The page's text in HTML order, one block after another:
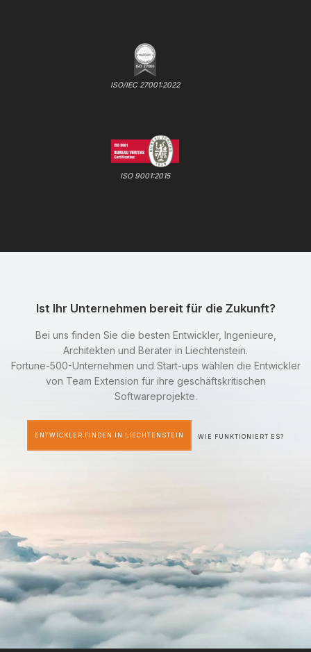
ISO/IEC 27001:2022
ISO 9001:2015
Ist Ihr Unternehmen bereit für die Zukunft?
Bei uns finden Sie die besten Entwickler, Ingenieure,
Architekten und Berater in Liechtenstein.
Fortune-500-Unternehmen und Start-ups wählen die Entwickler
von Team Extension für ihre geschäftskritischen
Softwareprojekte.
ENTWICKLER FINDEN IN LIECHTENSTEIN WIE FUNKTIONIERT ES?